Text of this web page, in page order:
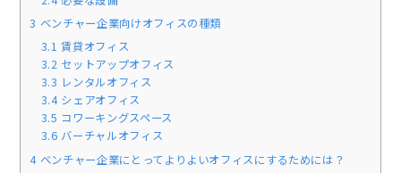
3 ベンチャー企業向けオフィスの種類
3.1 賃貸オフィス
3.2 セットアップオフィス
3.3 レンタルオフィス
3.4シェアオフィス
3.5 コワーキングスペース
3.6 バーチャルオフィス
4 ベンチャー企業にとってよりよいオフィスにするためには？